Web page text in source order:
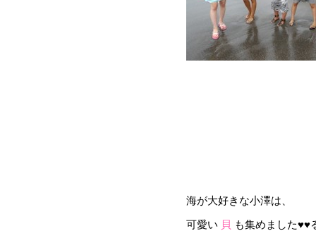
海が大好きな小澤は、
可愛い 貝 も集めました♥♥